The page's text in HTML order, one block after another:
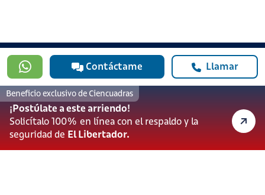
Contáctame Llamar
Beneficio exclusivo de Ciencuadras
¡Postúlate a este arriendo!
Solicítalo 100% en línea con el respaldo y la
seguridad de El Libertador.
#923
601 3905331
lineadesoporte923@serviciosbolivar.com
Canales de preferencia